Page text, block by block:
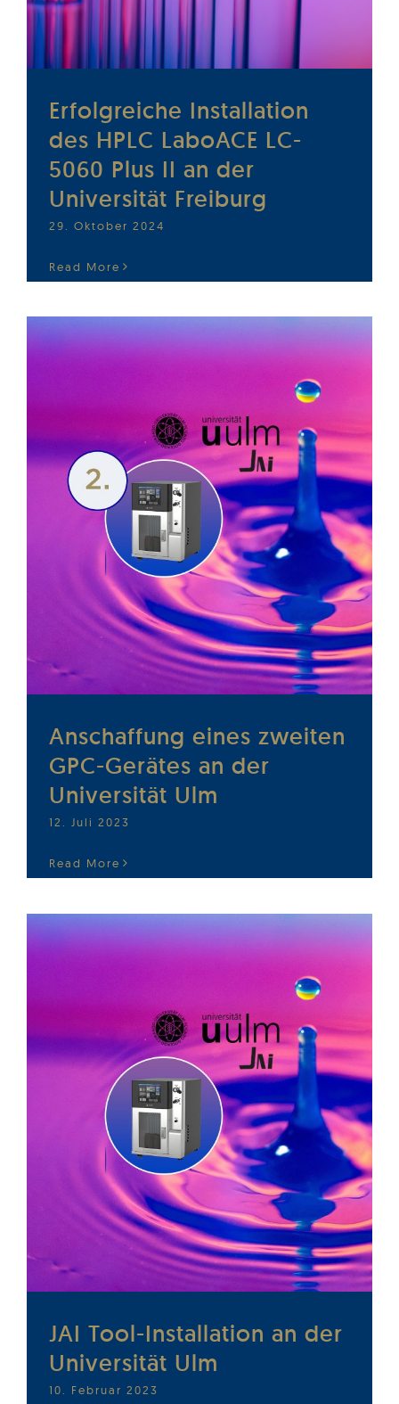
Erfolgreiche Installation
des HPLC LaboACE LC-
5060 Plus II an der
Universität Freiburg
29. Oktober 2024
Read More
Anschaffung eines zweiten
GPC-Gerätes an der
Universität Ulm
12. Juli 2023
Read More
JAI Tool-Installation an der
Universität Ulm
10. Februar 2023